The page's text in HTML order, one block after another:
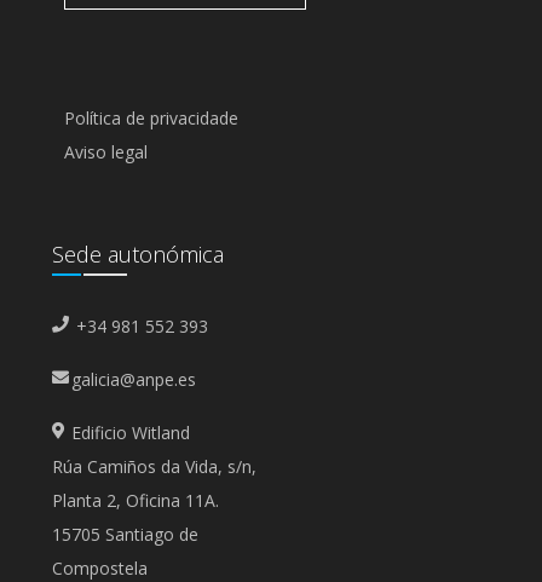
Política de privacidade
Aviso legal
Sede autonómica
+34 981 552 393
galicia@anpe.es
Edificio Witland
Rúa Camiños da Vida, s/n,
Planta 2, Oficina 11A.
15705 Santiago de
Compostela